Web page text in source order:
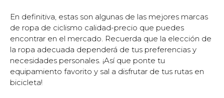
En definitiva, estas son algunas de las mejores marcas
de ropa de ciclismo calidad-precio que puedes
encontrar en el mercado. Recuerda que la elección de
la ropa adecuada dependerá de tus preferencias y
necesidades personales. ¡Así que ponte tu
equipamiento favorito y sal a disfrutar de tus rutas en
bicicleta!